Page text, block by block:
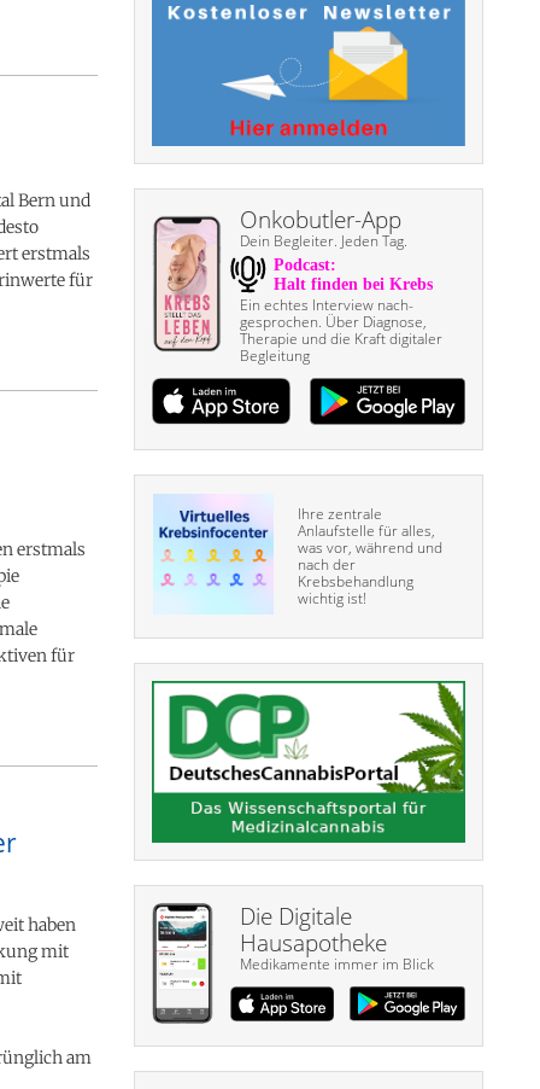
Bern und
erstmals
für
erstmals
für
haben
mit
am
Onkobutler-App
Dein Begleiter. Jeden Tag.
Ein echtes Interview nach­
gesprochen. Über Diagnose,
Therapie und die Kraft digitaler
Begleitung
Ihre zentrale
Anlaufstelle für alles,
was vor, während und
nach der
Krebsbehandlung
wichtig ist!
Die Digitale
Hausapotheke
Medikamente immer im Blick